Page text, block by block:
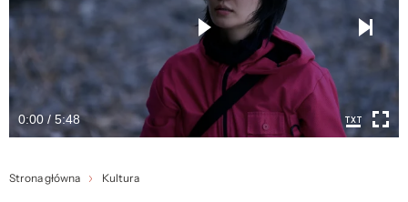
0:00 / 5:48
Strona główna Kultura